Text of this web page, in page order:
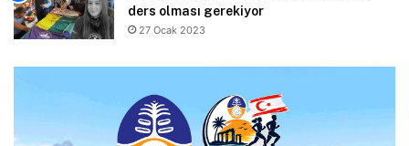
ders olması gerekiyor
27 Ocak 2023